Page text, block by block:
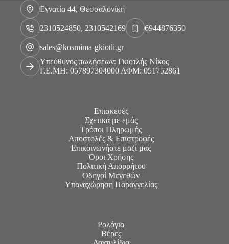
Εγνατία 44, Θεσσαλονίκη
2310524850, 2310542169 6944876350
sales@kosmima-gkiotli.gr
Υπεύθυνος πωλήσεων: Γκιοτλής Νίκος
Γ.Ε.ΜΗ: 057897304000 ΑΦΜ: 051752861
Επισκευές
Σχετικά με εμάς
Τρόποι Πληρωμής
Αποστολές & Επιστροφές
Επικοινωνήστε μαζί μας
Όροι Χρήσης
Πολιτική Απορρήτου
Οδηγοί Μεγεθών
Υπαναχώρηση Παραγγελίας
Ρολόγια
Βέρες